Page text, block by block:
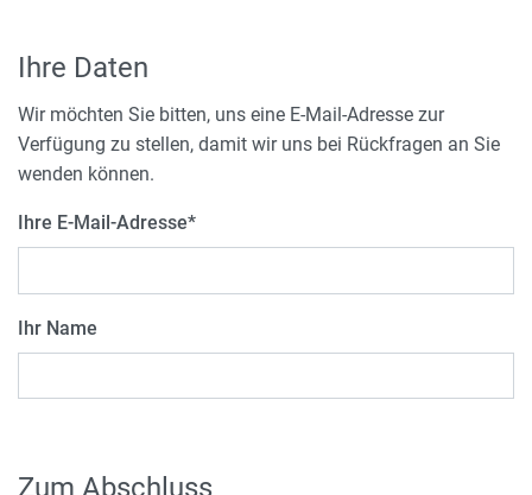
Ihre Daten
Wir möchten Sie bitten, uns eine E-Mail-Adresse zur
Verfügung zu stellen, damit wir uns bei Rückfragen an Sie
wenden können.
Ihre E-Mail-Adresse*
Ihr Name
Zum Abschluss